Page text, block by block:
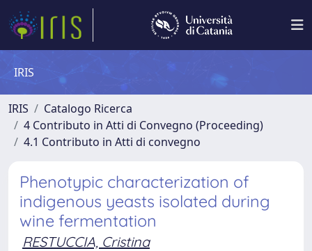
IRIS
IRIS
Catalogo Ricerca
4 Contributo in Atti di Convegno (Proceeding)
4.1 Contributo in Atti di convegno
Phenotypic characterization of
indigenous yeasts isolated during
wine fermentation
RESTUCCIA, Cristina